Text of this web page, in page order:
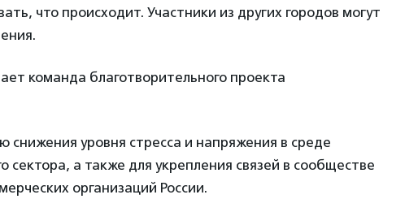
что происходит. Участники из других городов могут
команда благотворительного проекта
снижения уровня стресса и напряжения в среде
сектора, а также для укрепления связей в сообществе
организаций России.